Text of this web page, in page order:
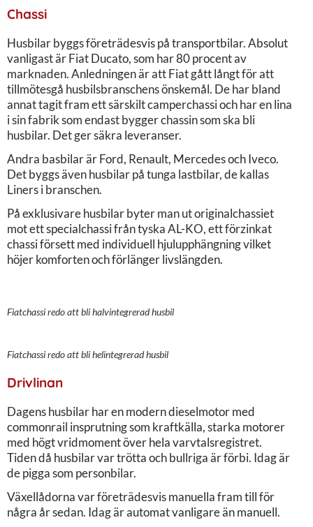
Chassi
Husbilar byggs företrädesvis på transportbilar. Absolut
vanligast är Fiat Ducato, som har 80 procent av
marknaden. Anledningen är att Fiat gått långt för att
tillmötesgå husbilsbranschens önskemål. De har bland
annat tagit fram ett särskilt camperchassi och har en lina
i sin fabrik som endast bygger chassin som ska bli
husbilar. Det ger säkra leveranser.
Andra basbilar är Ford, Renault, Mercedes och Iveco.
Det byggs även husbilar på tunga lastbilar, de kallas
Liners i branschen.
På exklusivare husbilar byter man ut originalchassiet
mot ett specialchassi från tyska AL-KO, ett förzinkat
chassi försett med individuell hjulupphängning vilket
höjer komforten och förlänger livslängden.
Fiatchassi redo att bli halvintegrerad husbil
Fiatchassi redo att bli helintegrerad husbil
Drivlinan
Dagens husbilar har en modern dieselmotor med
commonrail insprutning som kraftkälla, starka motorer
med högt vridmoment över hela varvtalsregistret.
Tiden då husbilar var trötta och bullriga är förbi. Idag är
de pigga som personbilar.
Växellådorna var företrädesvis manuella fram till för
några år sedan. Idag är automat vanligare än manuell.